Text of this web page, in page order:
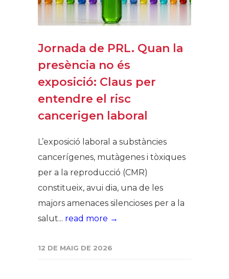
Jornada de PRL. Quan la
presència no és
exposició: Claus per
entendre el risc
cancerigen laboral
L’exposició laboral a substàncies
cancerígenes, mutàgenes i tòxiques
per a la reproducció (CMR)
constitueix, avui dia, una de les
majors amenaces silencioses per a la
salut... read more →
12 DE MAIG DE 2026